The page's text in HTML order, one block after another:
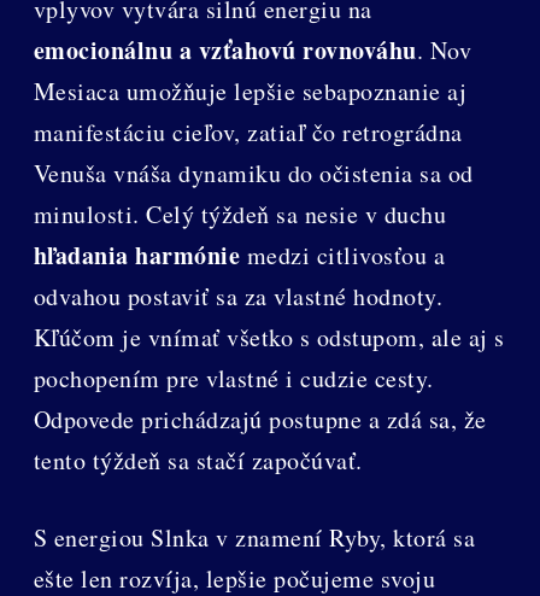
vplyvov vytvára silnú energiu na
emocionálnu a vzťahovú rovnováhu. Nov
Mesiaca umožňuje lepšie sebapoznanie aj
manifestáciu cieľov, zatiaľ čo retrográdna
Venuša vnáša dynamiku do očistenia sa od
minulosti. Celý týždeň sa nesie v duchu
hľadania harmónie medzi citlivosťou a
odvahou postaviť sa za vlastné hodnoty.
Kľúčom je vnímať všetko s odstupom, ale aj s
pochopením pre vlastné i cudzie cesty.
Odpovede prichádzajú postupne a zdá sa, že
tento týždeň sa stačí započúvať.
S energiou Slnka v znamení Ryby, ktorá sa
ešte len rozvíja, lepšie počujeme svoju